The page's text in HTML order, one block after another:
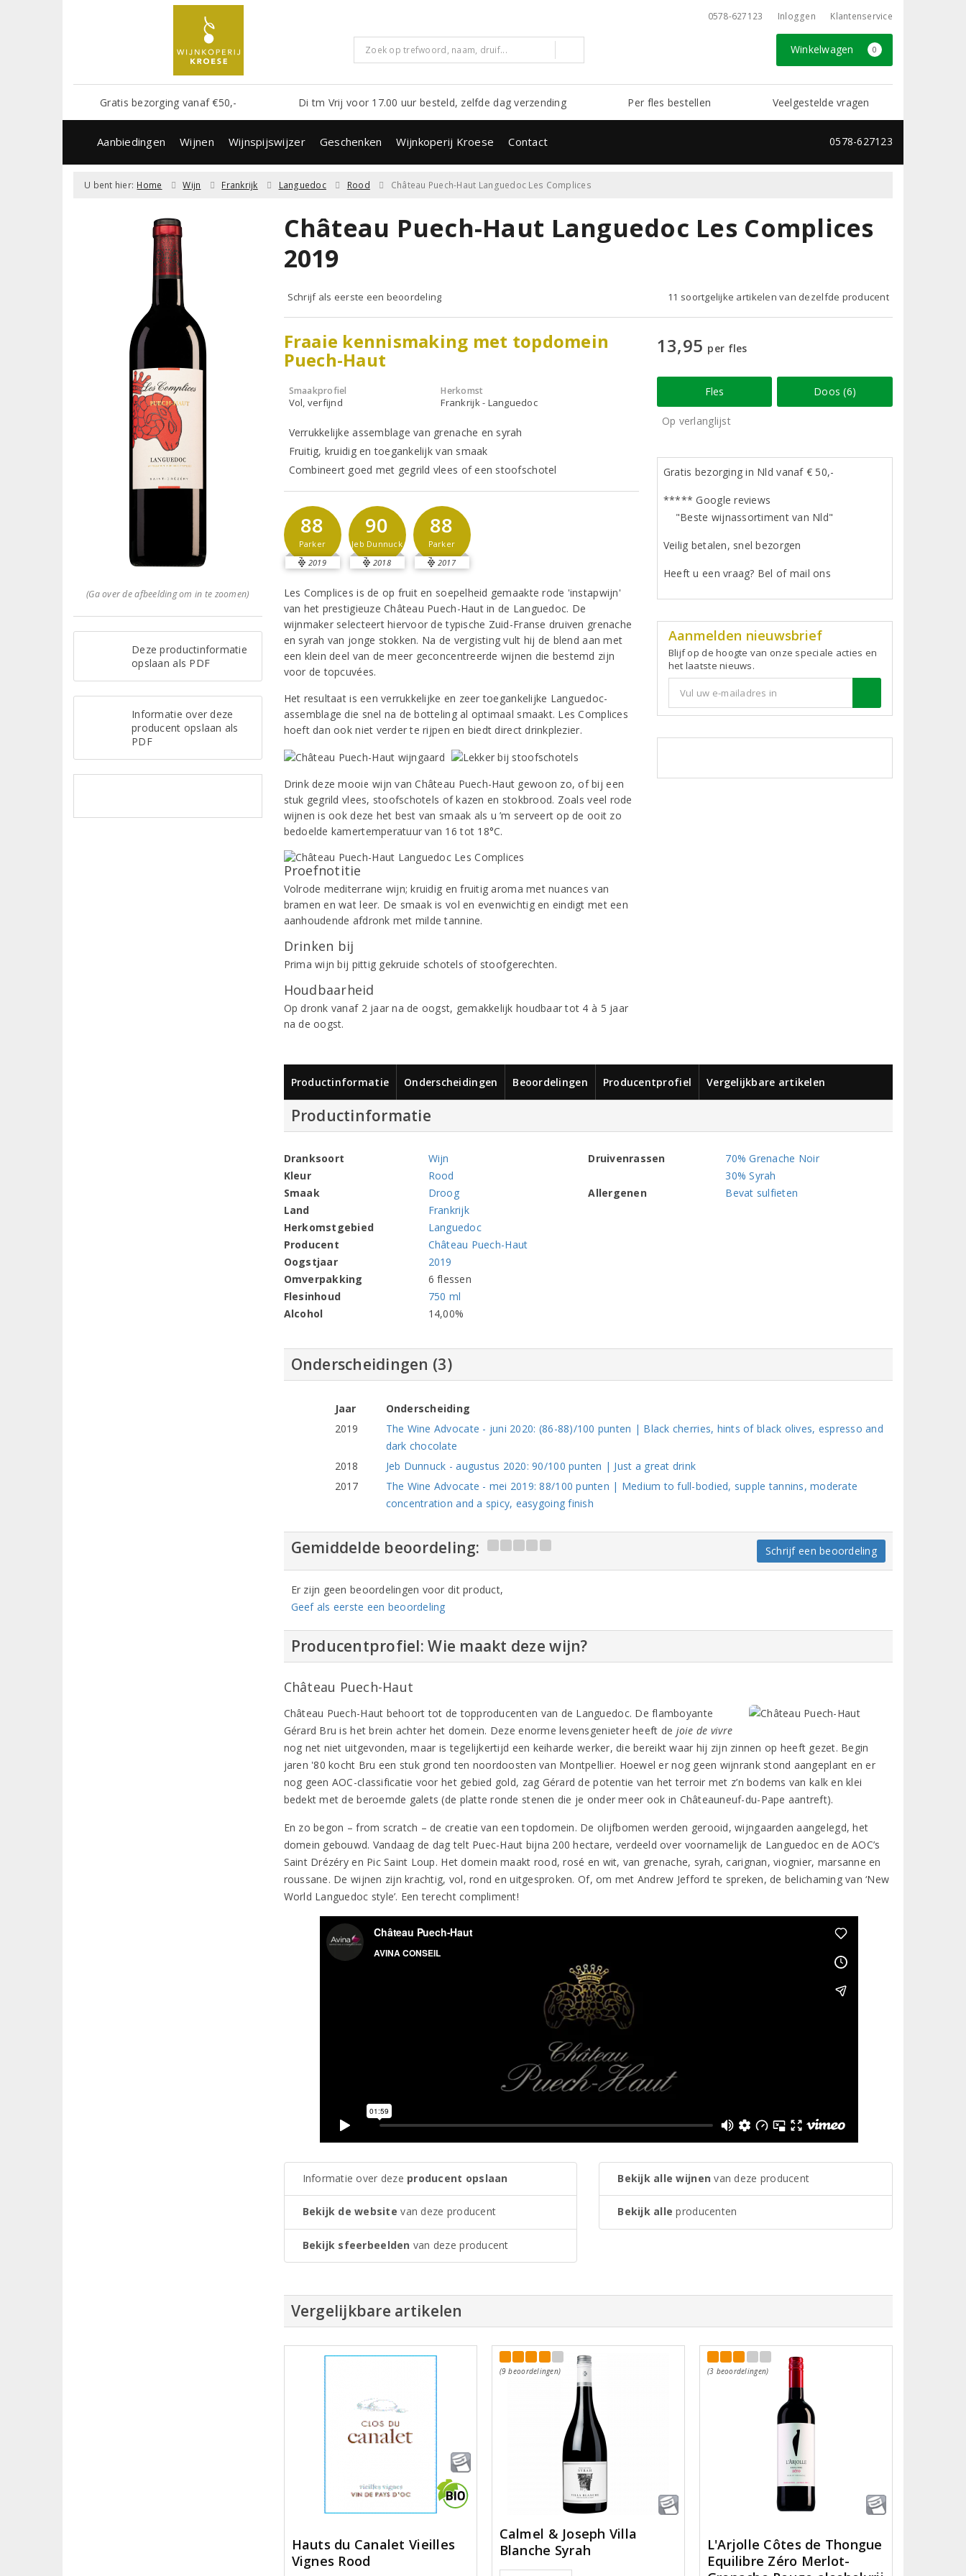
0578-627123 Inloggen Klantenservice
Winkelwagen 0
Gratis bezorging vanaf €50,- Di tm Vrij voor 17.00 uur besteld, zelfde dag verzending Per fles bestellen Veelgestelde vragen
Aanbiedingen Wijnen Wijnspijswijzer Geschenken Wijnkoperij Kroese Contact 0578-627123
U bent hier: Home Wijn Frankrijk Languedoc Rood Château Puech-Haut Languedoc Les Complices
(Ga over de afbeelding om in te zoomen)
Deze productinformatie
opslaan als PDF
Informatie over deze
producent opslaan als
PDF
Château Puech-Haut Languedoc Les Complices
2019
Schrijf als eerste een beoordeling 11 soortgelijke artikelen van dezelfde producent
Fraaie kennismaking met topdomein
Puech-Haut
Smaakprofiel
Vol, verfijnd
Herkomst
Frankrijk - Languedoc
Verrukkelijke assemblage van grenache en syrah
Fruitig, kruidig en toegankelijk van smaak
Combineert goed met gegrild vlees of een stoofschotel
88
Parker
2019
90
Jeb Dunnuck
2018
88
Parker
2017
Les Complices is de op fruit en soepelheid gemaakte rode 'instapwijn'
van het prestigieuze Château Puech-Haut in de Languedoc. De
wijnmaker selecteert hiervoor de typische Zuid-Franse druiven grenache
en syrah van jonge stokken. Na de vergisting vult hij de blend aan met
een klein deel van de meer geconcentreerde wijnen die bestemd zijn
voor de topcuvées.
Het resultaat is een verrukkelijke en zeer toegankelijke Languedoc-
assemblage die snel na de botteling al optimaal smaakt. Les Complices
hoeft dan ook niet verder te rijpen en biedt direct drinkplezier.
Drink deze mooie wijn van Château Puech-Haut gewoon zo, of bij een
stuk gegrild vlees, stoofschotels of kazen en stokbrood. Zoals veel rode
wijnen is ook deze het best van smaak als u ’m serveert op de ooit zo
bedoelde kamertemperatuur van 16 tot 18°C.
Proefnotitie
Volrode mediterrane wijn; kruidig en fruitig aroma met nuances van
bramen en wat leer. De smaak is vol en evenwichtig en eindigt met een
aanhoudende afdronk met milde tannine.
Drinken bij
Prima wijn bij pittig gekruide schotels of stoofgerechten.
Houdbaarheid
Op dronk vanaf 2 jaar na de oogst, gemakkelijk houdbaar tot 4 à 5 jaar
na de oogst.
13,95 per fles
Fles Doos (6)
Op verlanglijst
Gratis bezorging in Nld vanaf € 50,-
***** Google reviews
"Beste wijnassortiment van Nld"
Veilig betalen, snel bezorgen
Heeft u een vraag? Bel of mail ons
Aanmelden nieuwsbrief
Blijf op de hoogte van onze speciale acties en
het laatste nieuws.
Productinformatie Onderscheidingen Beoordelingen Producentprofiel Vergelijkbare artikelen
Productinformatie
Dranksoort
Wijn
Kleur
Rood
Smaak
Droog
Land
Frankrijk
Herkomstgebied
Languedoc
Producent
Château Puech-Haut
Oogstjaar
2019
Omverpakking
6 flessen
Flesinhoud
750 ml
Alcohol
14,00%
Druivenrassen
70% Grenache Noir
30% Syrah
Allergenen
Bevat sulfieten
Onderscheidingen (3)
Jaar
Onderscheiding
2019
The Wine Advocate - juni 2020: (86-88)/100 punten | Black cherries, hints of black olives, espresso and
dark chocolate
2018
Jeb Dunnuck - augustus 2020: 90/100 punten | Just a great drink
2017
The Wine Advocate - mei 2019: 88/100 punten | Medium to full-bodied, supple tannins, moderate
concentration and a spicy, easygoing finish
Gemiddelde beoordeling: Schrijf een beoordeling
Er zijn geen beoordelingen voor dit product,
Geef als eerste een beoordeling
Producentprofiel: Wie maakt deze wijn?
Château Puech-Haut
Château Puech-Haut behoort tot de topproducenten van de Languedoc. De flamboyante
Gérard Bru is het brein achter het domein. Deze enorme levensgenieter heeft de joie de vivre
nog net niet uitgevonden, maar is tegelijkertijd een keiharde werker, die bereikt waar hij zijn zinnen op heeft gezet. Begin
jaren '80 kocht Bru een stuk grond ten noordoosten van Montpellier. Hoewel er nog geen wijnrank stond aangeplant en er
nog geen AOC-classificatie voor het gebied gold, zag Gérard de potentie van het terroir met z’n bodems van kalk en klei
bedekt met de beroemde galets (de platte ronde stenen die je onder meer ook in Châteauneuf-du-Pape aantreft).
En zo begon – from scratch – de creatie van een topdomein. De olijfbomen werden gerooid, wijngaarden aangelegd, het
domein gebouwd. Vandaag de dag telt Puec-Haut bijna 200 hectare, verdeeld over voornamelijk de Languedoc en de AOC’s
Saint Drézéry en Pic Saint Loup. Het domein maakt rood, rosé en wit, van grenache, syrah, carignan, viognier, marsanne en
roussane. De wijnen zijn krachtig, vol, rond en uitgesproken. Of, om met Andrew Jefford te spreken, de belichaming van ‘New
World Languedoc style’. Een terecht compliment!
Informatie over deze producent opslaan
Bekijk de website van deze producent
Bekijk sfeerbeelden van deze producent
Bekijk alle wijnen van deze producent
Bekijk alle producenten
Vergelijkbare artikelen
Hauts du Canalet Vieilles
Vignes Rood
(9 beoordelingen)
Calmel & Joseph Villa
Blanche Syrah
(3 beoordelingen)
L'Arjolle Côtes de Thongue
Equilibre Zéro Merlot-